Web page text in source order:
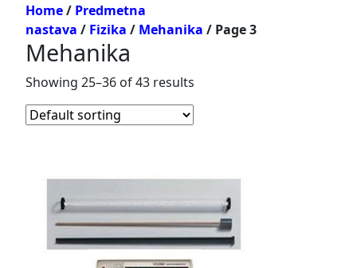
Home/ Predmetna
nastava / Fizika / Mehanika / Page 3
Mehanika
Showing 25–36 of 43 results